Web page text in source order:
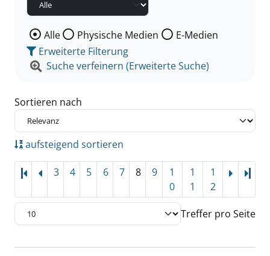
Wählen Sie die Medienart nach der Sie suchen wollen.
Alle Physische Medien
E-Medien
Erweiterte Filterung
Suche verfeinern (Erweiterte Suche)
Sortieren nach
aufsteigend sortieren
3 4 5 6 7 8 9
1
0
1
1
1
2
Treffer pro Seite